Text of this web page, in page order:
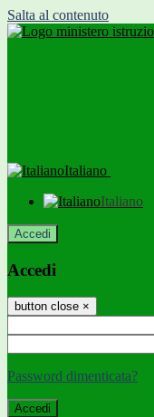
Salta al contenuto
Italiano
Italiano
Accedi
Accedi
button close ×
Password dimenticata?